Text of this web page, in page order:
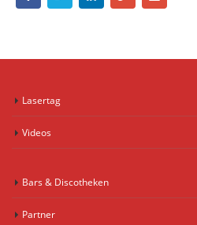
Lasertag
Videos
Bars & Discotheken
Partner